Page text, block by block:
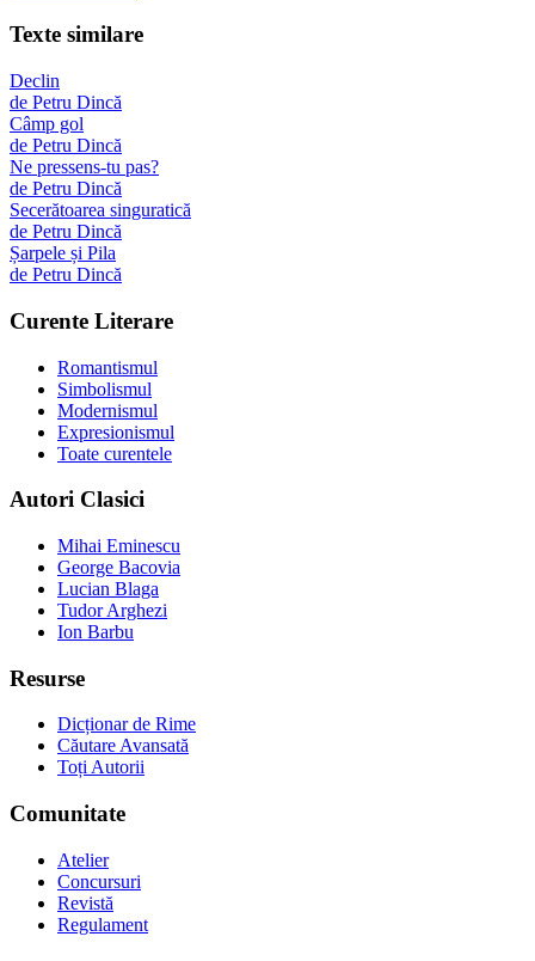
Texte similare
Declin
de Petru Dincă
Câmp gol
de Petru Dincă
Ne pressens-tu pas?
de Petru Dincă
Secerătoarea singuratică
de Petru Dincă
Șarpele și Pila
de Petru Dincă
Curente Literare
Romantismul
Simbolismul
Modernismul
Expresionismul
Toate curentele
Autori Clasici
Mihai Eminescu
George Bacovia
Lucian Blaga
Tudor Arghezi
Ion Barbu
Resurse
Dicționar de Rime
Căutare Avansată
Toți Autorii
Comunitate
Atelier
Concursuri
Revistă
Regulament